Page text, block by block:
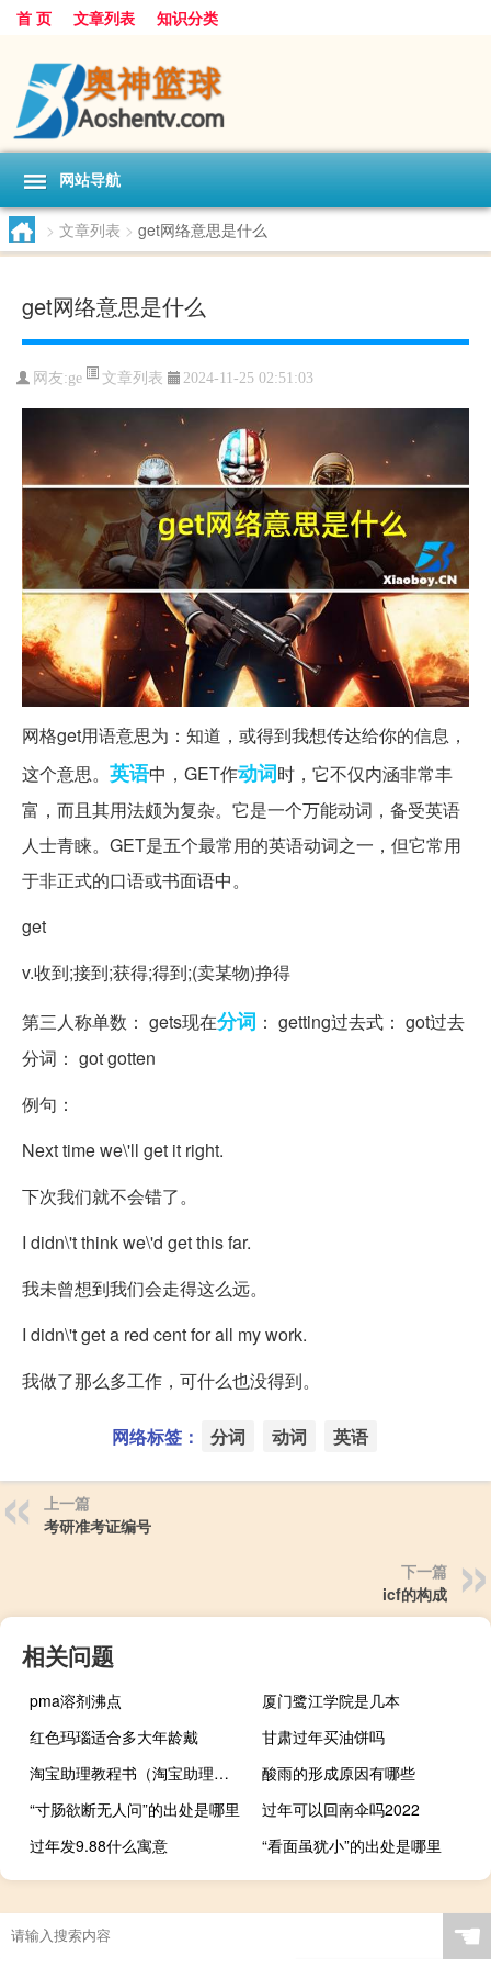
首 页 文章列表 知识分类
网站导航
> 文章列表 > get网络意思是什么
get网络意思是什么
网友:ge 文章列表 2024-11-25 02:51:03
网格get用语意思为：知道，或得到我想传达给你的信息，
这个意思。 英语中，GET作动词时，它不仅内涵非常丰
富，而且其用法颇为复杂。它是一个万能动词，备受英语
人士青睐。GET是五个最常用的英语动词之一，但它常用
于非正式的口语或书面语中。
get
v.收到;接到;获得;得到;(卖某物)挣得
第三人称单数： gets现在分词 ： getting过去式： got过去
分词： got gotten
例句：
Next time we\'ll get it right.
下次我们就不会错了。
I didn\'t think we\'d get this far.
我未曾想到我们会走得这么远。
I didn\'t get a red cent for all my work.
我做了那么多工作，可什么也没得到。
网络标签： 分词 动词 英语
上一篇
考研准考证编号
下一篇
icf的构成
相关问题
pma溶剂沸点
厦门鹭江学院是几本
红色玛瑙适合多大年龄戴
甘肃过年买油饼吗
淘宝助理教程书（淘宝助理教程）
酸雨的形成原因有哪些
“寸肠欲断无人问”的出处是哪里
过年可以回南伞吗2022
过年发9.88什么寓意
“看面虽犹小”的出处是哪里
☚